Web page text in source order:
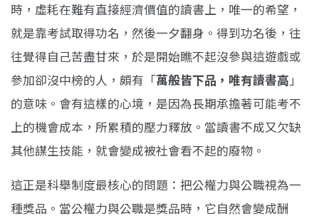
時，虛耗在難有直接經濟價值的讀書上，唯一的希望，
就是靠考試取得功名，然後一夕翻身。得到功名後，往
往覺得自己苦盡甘來，於是開始瞧不起沒參與這遊戲或
參加卻沒中榜的人，頗有「萬般皆下品，唯有讀書高」
的意味。會有這樣的心境，是因為長期承擔著可能考不
上的機會成本，所累積的壓力釋放。當讀書不成又欠缺
其他謀生技能，就會變成被社會看不起的廢物。
這正是科舉制度最核心的問題：把公權力與公職視為一
種獎品。當公權力與公職是獎品時，它自然會變成酬